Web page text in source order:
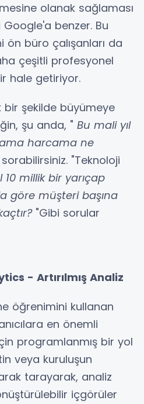
olanak sağlaması
Google'a benzer. Bu
ön büro çalışanları da
çeşitli profesyonel
hale getiriyor.
bir şekilde büyümeye
şu anda, " Bu mali yıl
harcama ne
"Teknoloji
10 millik bir yarıçap
göre müşteri başına
"Gibi sorular
- Artırılmış Analiz
öğrenimini kullanan
en önemli
programlanmış bir yol
veya kuruluşun
tarayarak, analiz
içgörüler